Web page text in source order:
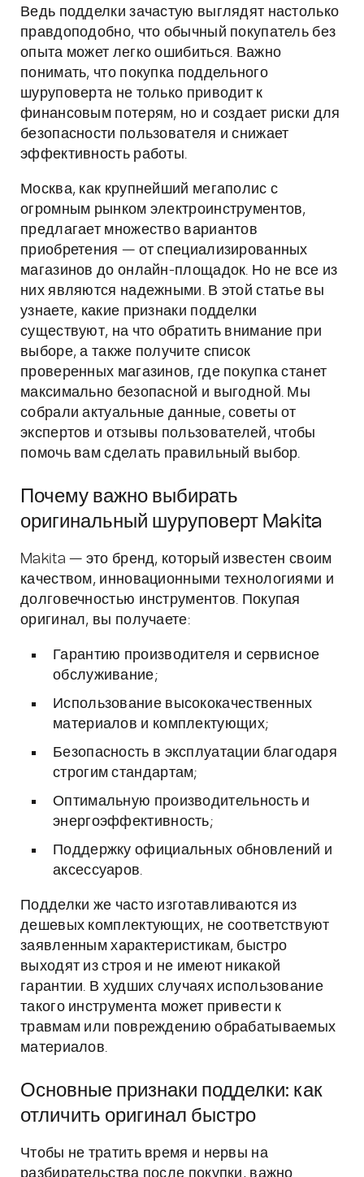
Ведь подделки зачастую выглядят настолько
правдоподобно, что обычный покупатель без
опыта может легко ошибиться. Важно
понимать, что покупка поддельного
шуруповерта не только приводит к
финансовым потерям, но и создает риски для
безопасности пользователя и снижает
эффективность работы.
Москва, как крупнейший мегаполис с
огромным рынком электроинструментов,
предлагает множество вариантов
приобретения — от специализированных
магазинов до онлайн-площадок. Но не все из
них являются надежными. В этой статье вы
узнаете, какие признаки подделки
существуют, на что обратить внимание при
выборе, а также получите список
проверенных магазинов, где покупка станет
максимально безопасной и выгодной. Мы
собрали актуальные данные, советы от
экспертов и отзывы пользователей, чтобы
помочь вам сделать правильный выбор.
Почему важно выбирать
оригинальный шуруповерт Makita
Makita — это бренд, который известен своим
качеством, инновационными технологиями и
долговечностью инструментов. Покупая
оригинал, вы получаете:
Гарантию производителя и сервисное
обслуживание;
Использование высококачественных
материалов и комплектующих;
Безопасность в эксплуатации благодаря
строгим стандартам;
Оптимальную производительность и
энергоэффективность;
Поддержку официальных обновлений и
аксессуаров.
Подделки же часто изготавливаются из
дешевых комплектующих, не соответствуют
заявленным характеристикам, быстро
выходят из строя и не имеют никакой
гарантии. В худших случаях использование
такого инструмента может привести к
травмам или повреждению обрабатываемых
материалов.
Основные признаки подделки: как
отличить оригинал быстро
Чтобы не тратить время и нервы на
разбирательства после покупки, важно